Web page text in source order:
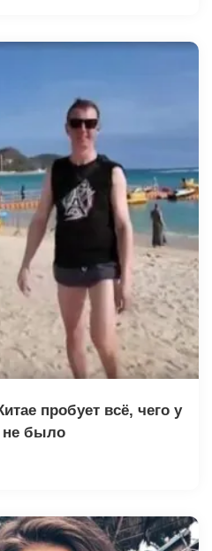
пробует всё, чего у
не было